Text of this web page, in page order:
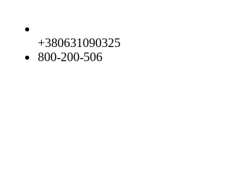
+380631090325
800-200-506